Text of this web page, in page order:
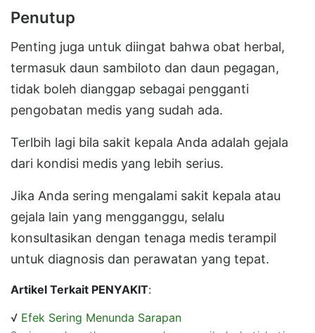
Penutup
Penting juga untuk diingat bahwa obat herbal,
termasuk daun sambiloto dan daun pegagan,
tidak boleh dianggap sebagai pengganti
pengobatan medis yang sudah ada.
Terlbih lagi bila sakit kepala Anda adalah gejala
dari kondisi medis yang lebih serius.
Jika Anda sering mengalami sakit kepala atau
gejala lain yang mengganggu, selalu
konsultasikan dengan tenaga medis terampil
untuk diagnosis dan perawatan yang tepat.
Artikel Terkait PENYAKIT:
√ Efek Sering Menunda Sarapan